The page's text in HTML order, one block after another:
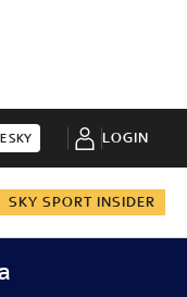
SKY LOGIN
SKY SPORT INSIDER